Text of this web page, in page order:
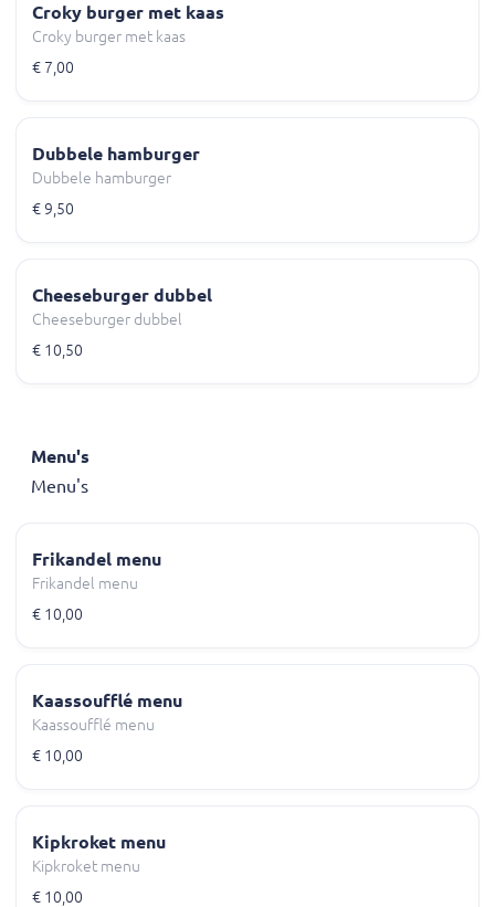
Croky burger met kaas
Croky burger met kaas
€ 7,00
Dubbele hamburger
Dubbele hamburger
€ 9,50
Cheeseburger dubbel
Cheeseburger dubbel
€ 10,50
Menu's
Menu's
Frikandel menu
Frikandel menu
€ 10,00
Kaassoufflé menu
Kaassoufflé menu
€ 10,00
Kipkroket menu
Kipkroket menu
€ 10,00